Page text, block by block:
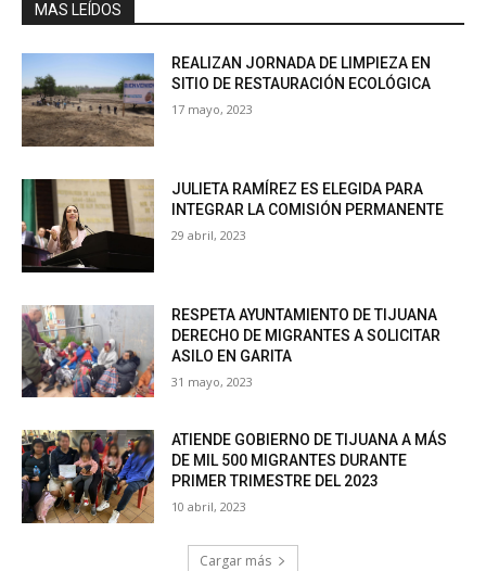
MAS LEÍDOS
REALIZAN JORNADA DE LIMPIEZA EN
SITIO DE RESTAURACIÓN ECOLÓGICA
17 mayo, 2023
JULIETA RAMÍREZ ES ELEGIDA PARA
INTEGRAR LA COMISIÓN PERMANENTE
29 abril, 2023
RESPETA AYUNTAMIENTO DE TIJUANA
DERECHO DE MIGRANTES A SOLICITAR
ASILO EN GARITA
31 mayo, 2023
ATIENDE GOBIERNO DE TIJUANA A MÁS
DE MIL 500 MIGRANTES DURANTE
PRIMER TRIMESTRE DEL 2023
10 abril, 2023
Cargar más